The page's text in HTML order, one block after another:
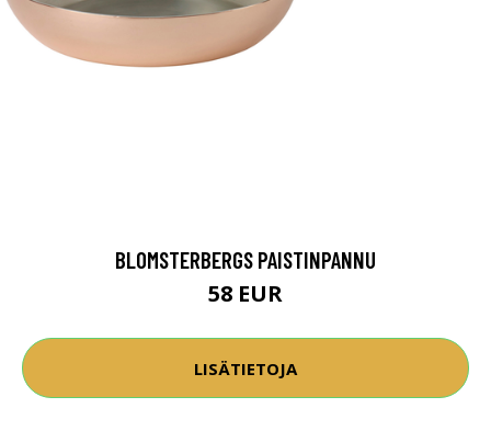
BLOMSTERBERGS PAISTINPANNU
58 EUR
LISÄTIETOJA